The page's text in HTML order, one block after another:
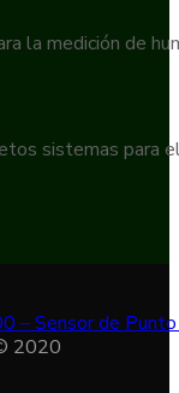
la medición de
sistemas para
2020